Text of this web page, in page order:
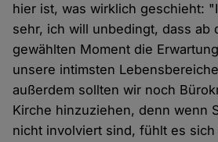
hier ist, was wirklich geschieht:
sehr, ich will unbedingt, dass ab
gewählten Moment die
unsere intimsten
außerdem sollten wir noch
Kirche hinzuziehen, denn wenn
nicht involviert sind, fühlt es